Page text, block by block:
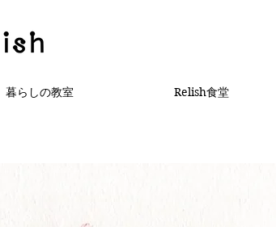
暮らしの教室 Relish食堂